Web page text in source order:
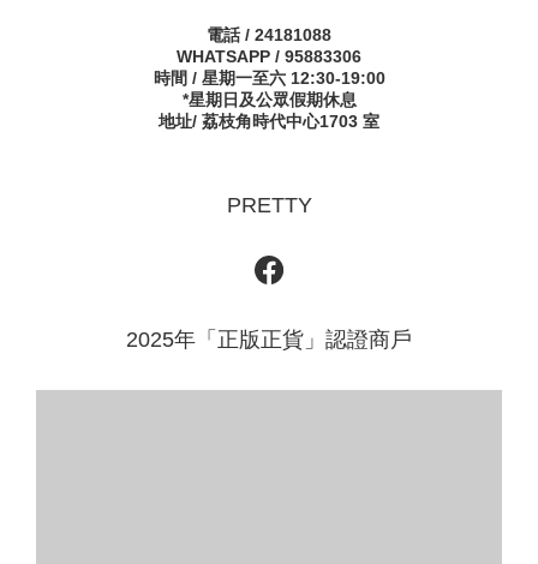
電話 / 24181088
WHATSAPP / 95883306
時間 / 星期一至六 12:30-19:00
*星期日及公眾假期休息
地址/ 荔枝角時代中心1703 室
PRETTY
2025年「正版正貨」認證商戶